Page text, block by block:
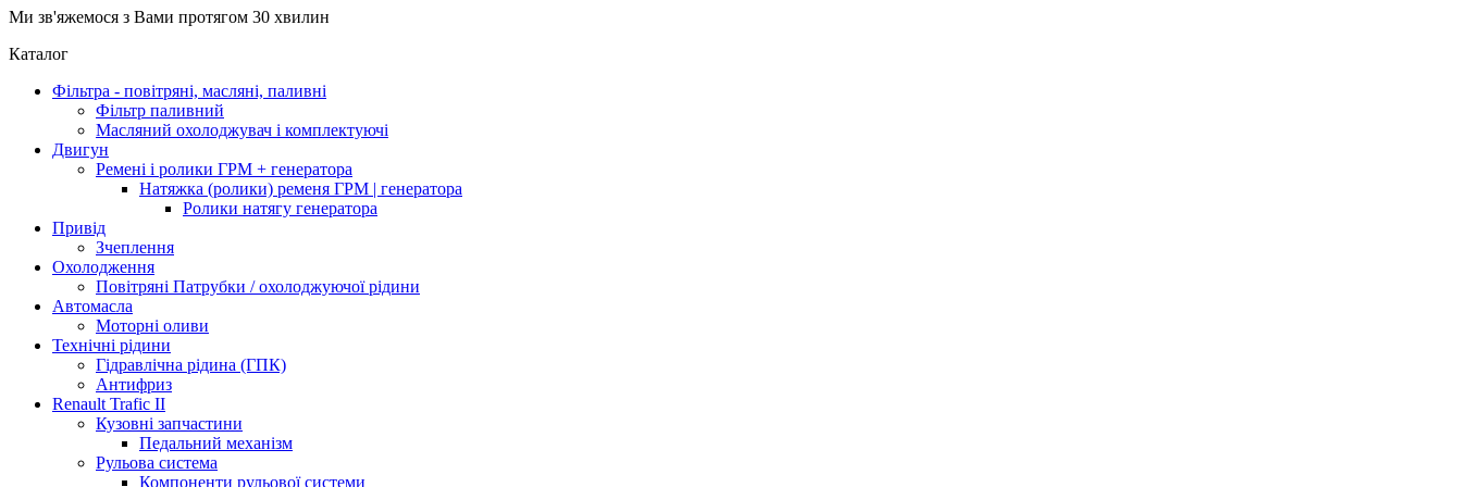
Ми зв'яжемося з Вами протягом 30 хвилин
Каталог
Фільтра - повітряні, масляні, паливні
Фільтр паливний
Масляний охолоджувач і комплектуючі
Двигун
Ремені і ролики ГРМ + генератора
Натяжка (ролики) ременя ГРМ | генератора
Ролики натягу генератора
Привід
Зчеплення
Охолодження
Повітряні Патрубки / охолоджуючої рідини
Автомасла
Моторні оливи
Технічні рідини
Гідравлічна рідина (ГПК)
Антифриз
Renault Trafic II
Кузовні запчастини
Педальний механізм
Рульова система
Компоненти рульової системи